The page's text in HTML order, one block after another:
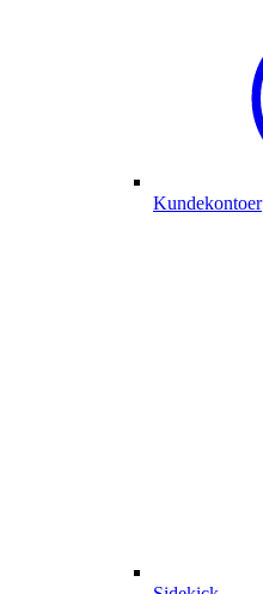
Kundekontoer